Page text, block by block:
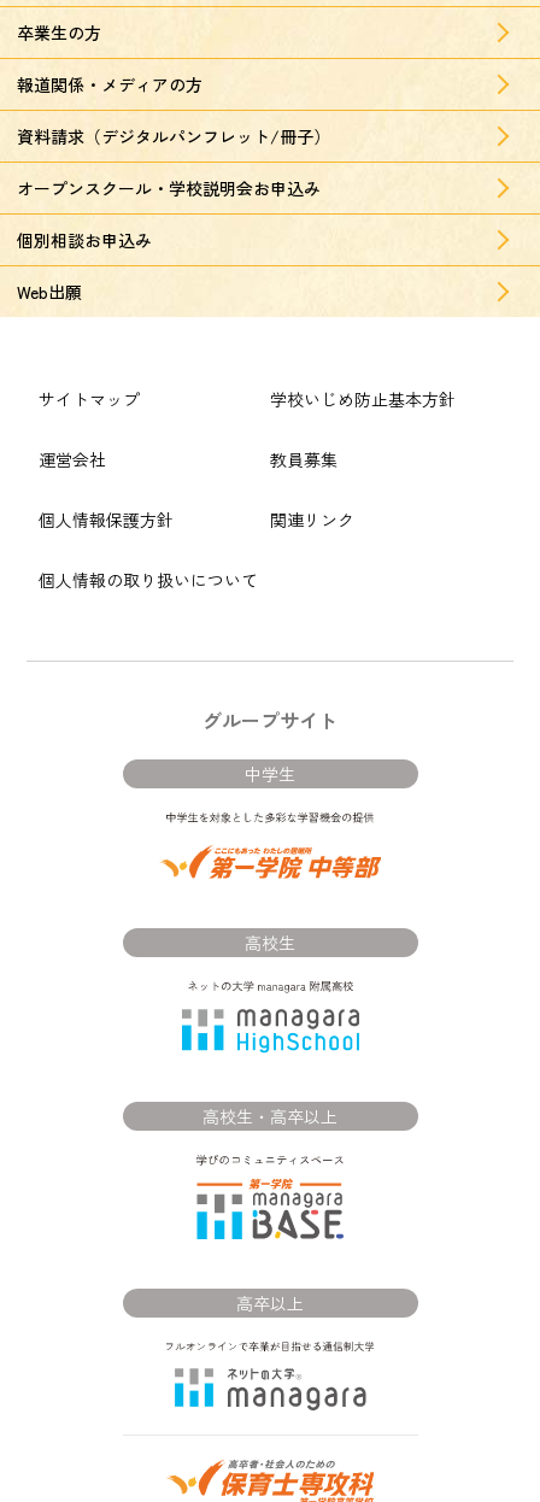
卒業生の方
報道関係・メディアの方
資料請求（デジタルパンフレット/冊子）
オープンスクール・学校説明会お申込み
個別相談お申込み
Web出願
サイトマップ
運営会社
個人情報保護方針
個人情報の取り扱いについて
学校いじめ防止基本方針
教員募集
関連リンク
グループサイト
中学生
高校生
高校生・高卒以上
高卒以上